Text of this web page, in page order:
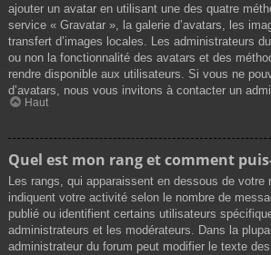
ajouter un avatar en utilisant une des quatre
service « Gravatar », la galerie d’avatars, les
transfert d’images locales. Les administrateurs
ou non la fonctionnalité des avatars et des
rendre disponible aux utilisateurs. Si vous ne
d’avatars, nous vous invitons à contacter un
Haut
Quel est mon rang et comment
Les rangs, qui apparaissent en dessous de votre
indiquent votre activité selon le nombre de
publié ou identifient certains utilisateurs
administrateurs et les modérateurs. Dans la
administrateur du forum peut modifier le texte